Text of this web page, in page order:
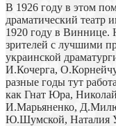
В 1926 году в этом
драматический
1920 году в Виннице.
зрителей с лучшими
украинской
И.Кочерга,
разные годы тут
как Гнат Юра,
И.Марьяненко,
Ю.Шумской, Наталия